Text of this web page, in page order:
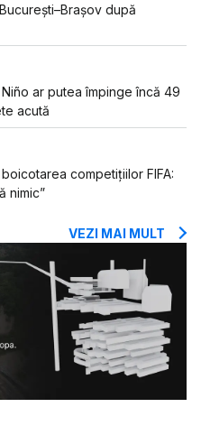
după
ar putea împinge încă 49
acută
competițiilor FIFA:
nimic”
VEZI MAI MULT